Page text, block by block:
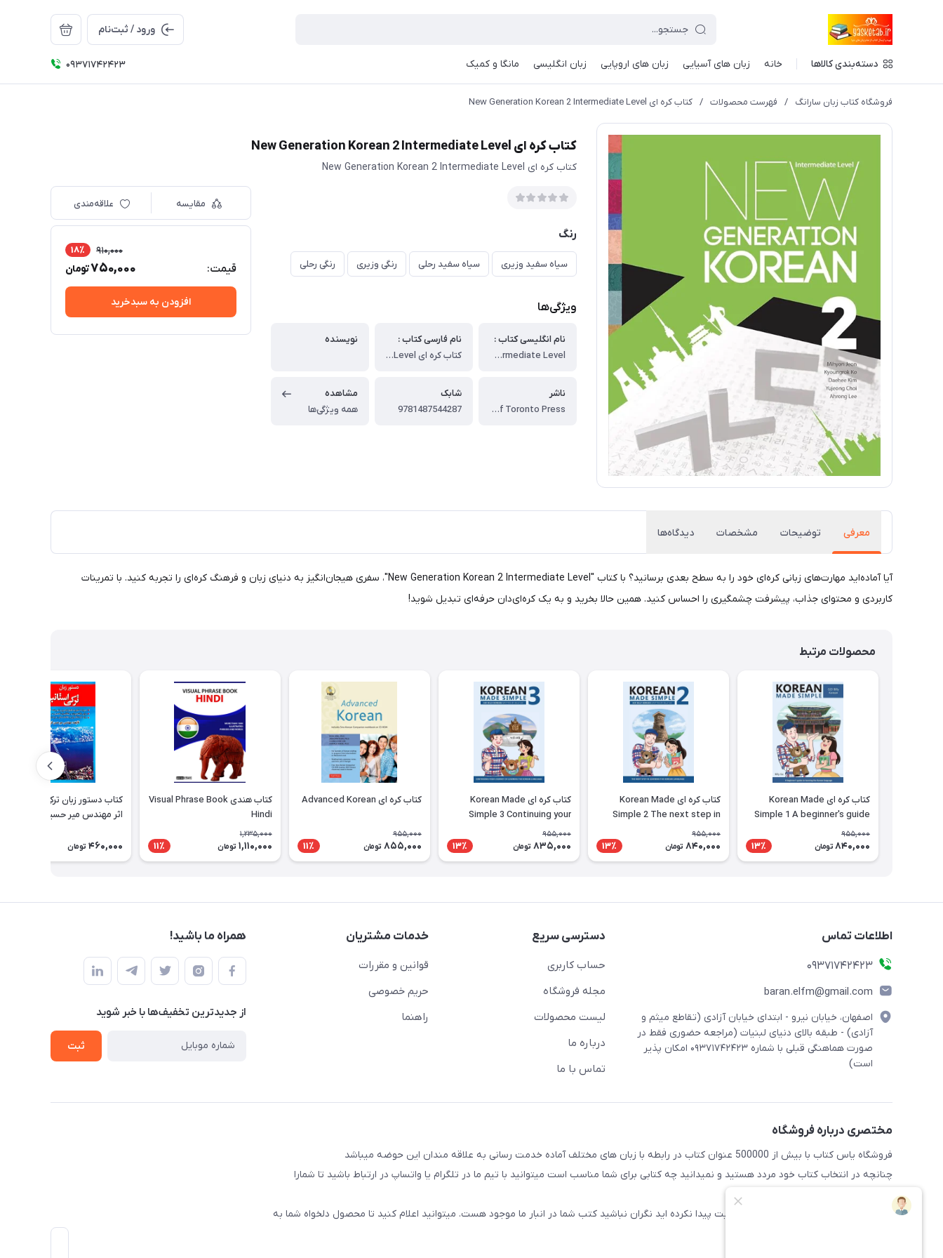
ورود / ثبت‌نام
دسته‌بندی کالاها خانه زبان های آسیایی زبان های اروپایی زبان انگلیسی مانگا و کمیک 09371742423
فروشگاه کتاب زبان سارانگ / فهرست محصولات / کتاب کره ای New Generation Korean 2 Intermediate Level
کتاب کره ای New Generation Korean 2 Intermediate Level
کتاب کره ای New Generation Korean 2 Intermediate Level
رنگ
سیاه سفید وزیری سیاه سفید رحلی رنگی وزیری رنگی رحلی
ویژگی‌ها
نام انگلیسی کتاب :
New Generation Korean 2 Intermediate Level
نام فارسی کتاب :
کتاب کره ای New Generation Korean 2 Intermediate Level
نویسنده
ناشر
University of Toronto Press
شابک
9781487544287
مشاهده
همه ویژگی‌ها
مقایسه علاقه‌مندی
قیمت:
910,000 18٪
750,000تومان
افزودن به سبدخرید
معرفی توضیحات مشخصات دیدگاه‌ها
آیا آماده‌اید مهارت‌های زبانی کره‌ای خود را به سطح بعدی برسانید؟ با کتاب "New Generation Korean 2 Intermediate Level"، سفری هیجان‌انگیز به دنیای زبان و فرهنگ کره‌ای را تجربه کنید. با تمرینات
کاربردی و محتوای جذاب، پیشرفت چشمگیری را احساس کنید. همین حالا بخرید و به یک کره‌ای‌دان حرفه‌ای تبدیل شوید!
محصولات مرتبط
کتاب کره ای Korean Made
Simple 1 A beginner's guide
to learning the Korean
language
955,000
840,000 تومان 13٪
کتاب کره ای Korean Made
Simple 2 The next step in
learning the Korean language
955,000
840,000 تومان 13٪
کتاب کره ای Korean Made
Simple 3 Continuing your
journey of learning the
Korean language
955,000
835,000 تومان 13٪
کتاب کره ای Advanced Korean
955,000
855,000 تومان 11٪
کتاب هندی Visual Phrase Book
Hindi
1,235,000
1,110,000 تومان 11٪
کتاب دستور زبان ترکی استانبولی
اثر مهندس میر حسین فزون خواه
460,000 تومان
اطلاعات تماس
09371742423
baran.elfm@gmail.com
اصفهان، خیابان نیرو - ابتدای خیابان آزادی (تقاطع میثم و
آزادی) - طبقه بالای دنیای لبنیات (مراجعه حضوری فقط در
صورت هماهنگی قبلی با شماره ۰۹۳۷۱۷۴۲۴۲۳ امکان پذیر
است)
دسترسی سریع
حساب کاربری
مجله فروشگاه
لیست محصولات
درباره ما
تماس با ما
خدمات مشتریان
قوانین و مقررات
حریم خصوصی
راهنما
همراه ما باشید!
از جدید‌ترین تخفیف‌ها با‌ خبر شوید
ثبت
مختصری درباره فروشگاه
فروشگاه یاس کتاب با بیش از 500000 عنوان کتاب در رابطه با زبان های مختلف آماده خدمت رسانی به علاقه مندان این حوضه میباشد
چنانچه در انتخاب کتاب خود مردد هستید و نمیدانید چه کتابی برای شما مناسب است میتوانید با تیم ما در تلگرام یا واتساپ در ارتباط باشید تا شما‌را
همچنین اگر کتاب مورد نظر خود را در سایت پیدا نکرده اید نگران نباشید کتب شما در انبار ما موجود هست. میتوانید اعلام کنید تا محصول دلخواه شما به